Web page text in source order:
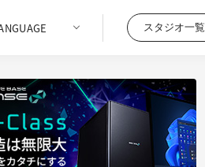
スタジオ一覧